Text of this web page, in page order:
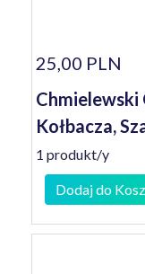
25,00 PLN
Chmielewski
Kołbacza,
1 produkt/y
Dodaj do